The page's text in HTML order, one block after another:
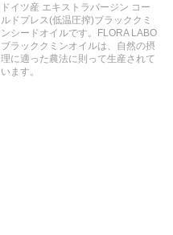
ドイツ産 エキストラバージン コー
ルドプレス(低温圧搾)ブラッククミ
ンシードオイルです。FLORA LABO
ブラッククミンオイルは、自然の摂
理に適った農法に則って生産されて
います。